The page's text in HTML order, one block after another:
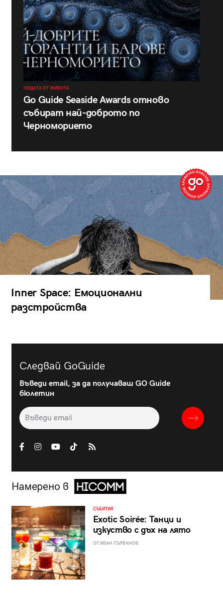
НЕЩАТА ОТ ЖИВОТА
Go Guide Seaside Awards отново
събират най-доброто по
Черноморието
Inner Space: Емоционални
разстройства
Следвай GoGuide
Въведи email, за да получаваш GO Guide
бюлетин
Намерено в
СЪБИТИЯ
Exotic Soirée: Танци и
изкуство с дъх на лято
ОТ ИВАН ПЪРВАНОВ